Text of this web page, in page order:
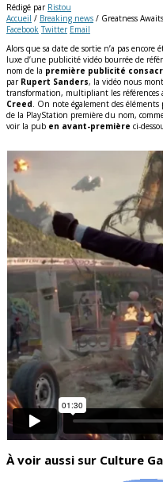
Rédigé par Ristou
Accueil / Breaking news / Greatness
Facebook Twitter Email
Alors que sa date de sortie n’a pas encore
luxe d’une publicité vidéo bourrée de
nom de la première publicité
par Rupert Sanders, la vidéo nous
transformation, multipliant les références
Creed. On note également des
de la PlayStation première du nom,
voir la pub en avant-première ci-
À voir aussi sur Culture